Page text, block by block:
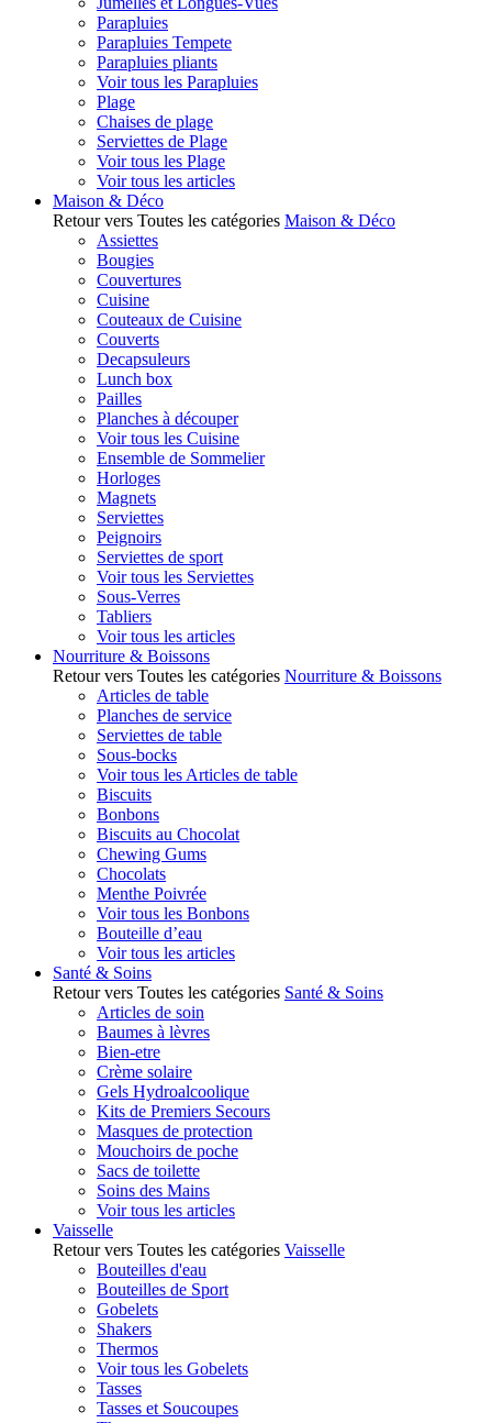
Parapluies
Parapluies Tempete
Parapluies pliants
Voir tous les Parapluies
Plage
Chaises de plage
Serviettes de Plage
Voir tous les Plage
Voir tous les articles
Maison & Déco
Retour vers Toutes les catégories Maison & Déco
Assiettes
Bougies
Couvertures
Cuisine
Couteaux de Cuisine
Couverts
Decapsuleurs
Lunch box
Pailles
Planches à découper
Voir tous les Cuisine
Ensemble de Sommelier
Horloges
Magnets
Serviettes
Peignoirs
Serviettes de sport
Voir tous les Serviettes
Sous-Verres
Tabliers
Voir tous les articles
Nourriture & Boissons
Retour vers Toutes les catégories Nourriture & Boissons
Articles de table
Planches de service
Serviettes de table
Sous-bocks
Voir tous les Articles de table
Biscuits
Bonbons
Biscuits au Chocolat
Chewing Gums
Chocolats
Menthe Poivrée
Voir tous les Bonbons
Bouteille d’eau
Voir tous les articles
Santé & Soins
Retour vers Toutes les catégories Santé & Soins
Articles de soin
Baumes à lèvres
Bien-etre
Crème solaire
Gels Hydroalcoolique
Kits de Premiers Secours
Masques de protection
Mouchoirs de poche
Sacs de toilette
Soins des Mains
Voir tous les articles
Vaisselle
Retour vers Toutes les catégories Vaisselle
Bouteilles d'eau
Bouteilles de Sport
Gobelets
Shakers
Thermos
Voir tous les Gobelets
Tasses
Tasses et Soucoupes